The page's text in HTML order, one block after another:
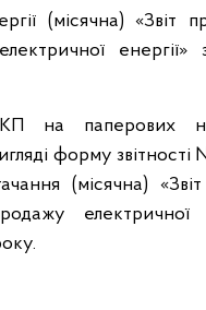
(місячна) «Звіт
на паперових
форму
(місячна)
електричної